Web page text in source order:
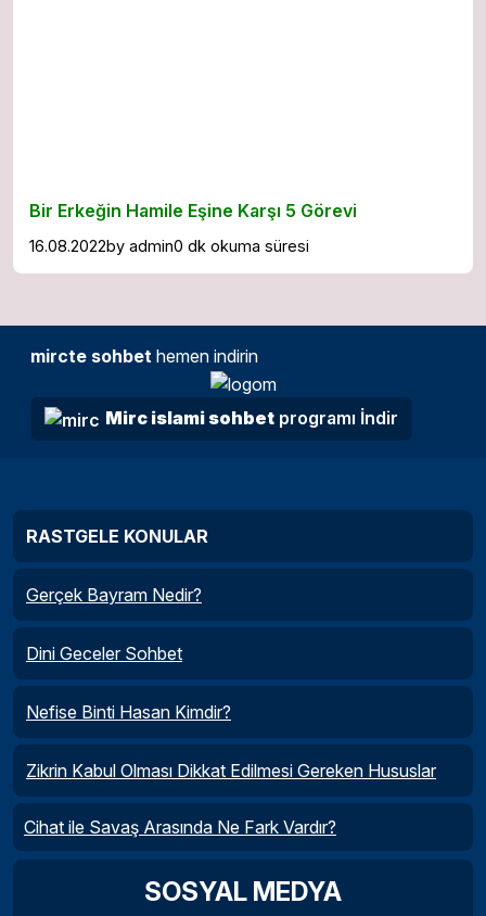
Bir Erkeğin Hamile Eşine Karşı 5 Görevi
16.08.2022by admin0 dk okuma süresi
mircte sohbet hemen indirin
Mirc islami sohbet programı İndir
RASTGELE KONULAR
Gerçek Bayram Nedir?
Dini Geceler Sohbet
Nefise Binti Hasan Kimdir?
Zikrin Kabul Olması Dikkat Edilmesi Gereken Hususlar
Cihat ile Savaş Arasında Ne Fark Vardır?
SOSYAL MEDYA